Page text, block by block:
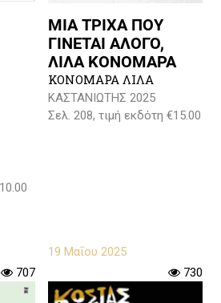
ΜΙΑ ΤΡΙΧΑ ΠΟΥ
ΓΙΝΕΤΑΙ ΑΛΟΓΟ,
ΛΙΛΑ ΚΟΝΟΜΑΡΑ
ΚΟΝΟΜΑΡΑ ΛΙΛΑ
ΚΑΣΤΑΝΙΩΤΗΣ 2025
Σελ. 208, τιμή εκδότη €15.00
707
19 Μαΐου 2025
730